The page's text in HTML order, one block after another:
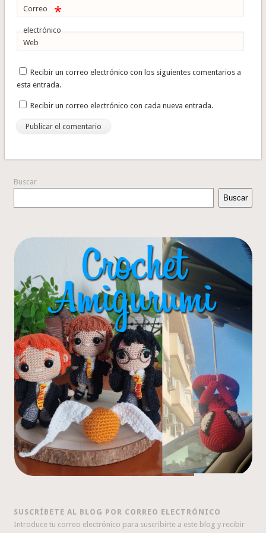
Correo
electrónico
*
Web
Recibir un correo electrónico con los siguientes comentarios a
esta entrada.
Recibir un correo electrónico con cada nueva entrada.
Buscar
Buscar
SUSCRÍBETE AL BLOG POR CORREO ELECTRÓNICO
Introduce tu correo electrónico para suscribirte a este blog y recibir